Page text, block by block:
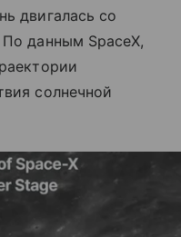
двигалась со
данным SpaceX,
солнечной